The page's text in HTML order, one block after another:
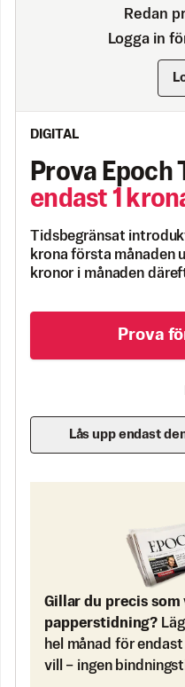
Redan
Logga in
DIGITAL
Prova Epoch
endast 1
Tidsbegränsat
krona första månaden
kronor i månaden
Prova
Lås upp endast
Gillar du precis som
papperstidning?
hel månad för
vill – ingen